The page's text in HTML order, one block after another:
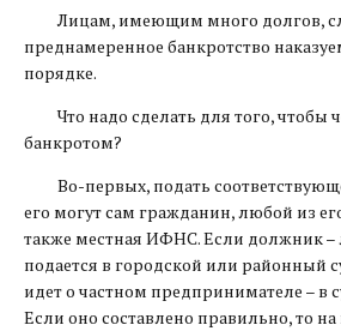
Лицам, имеющим много долгов,
преднамеренное банкротство
порядке.
Что надо сделать для того, чтобы
банкротом?
Во-первых, подать
его могут сам гражданин, любой из
также местная ИФНС. Если должник –
подается в городской или районный
идет о частном предпринимателе – в
Если оно составлено правильно, то